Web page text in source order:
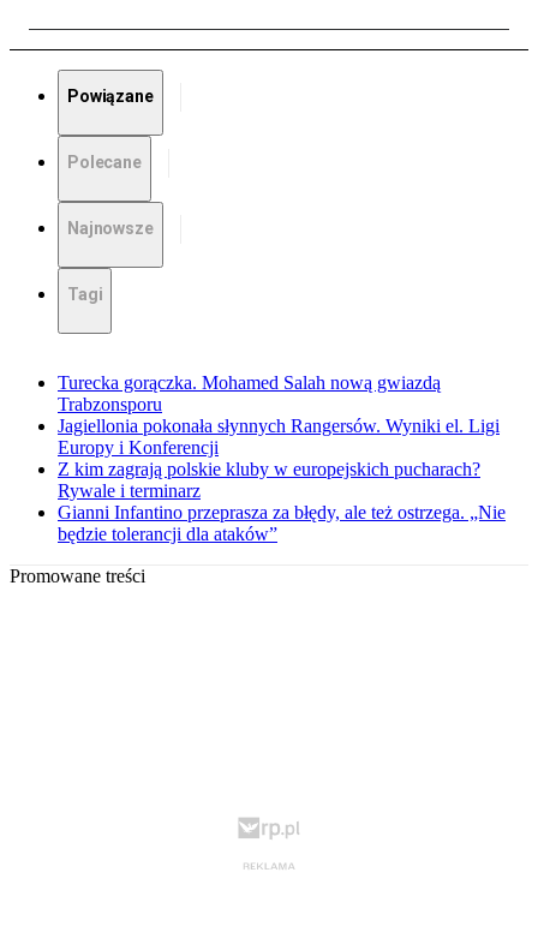
Powiązane
Polecane
Najnowsze
Tagi
Turecka gorączka. Mohamed Salah nową gwiazdą
Trabzonsporu
Jagiellonia pokonała słynnych Rangersów. Wyniki el. Ligi
Europy i Konferencji
Z kim zagrają polskie kluby w europejskich pucharach?
Rywale i terminarz
Gianni Infantino przeprasza za błędy, ale też ostrzega. „Nie
będzie tolerancji dla ataków”
Promowane treści